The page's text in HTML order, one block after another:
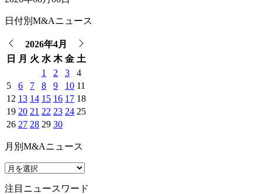
日付別M&Aニュース
2026年4月
日
月 火 水 木 金 土
1
2 3
4
5
6 7 8 9 10 11
12 13 14 15 16 17 18
19 20 21 22 23 24 25
26 27 28 29 30
月別M&Aニュース
注目ニュースワード